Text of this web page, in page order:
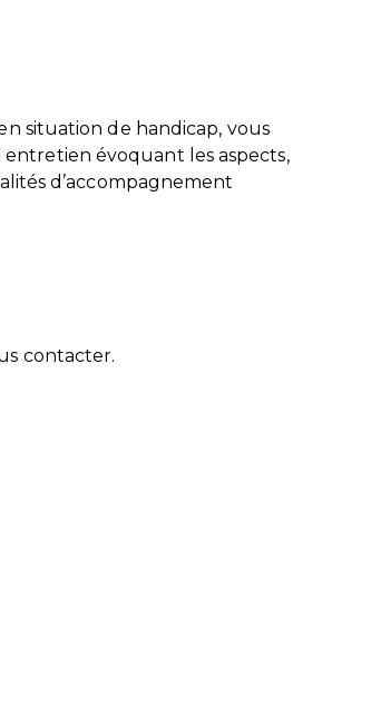
situation de handicap, vous
évoquant les aspects,
d’accompagnement
contacter.